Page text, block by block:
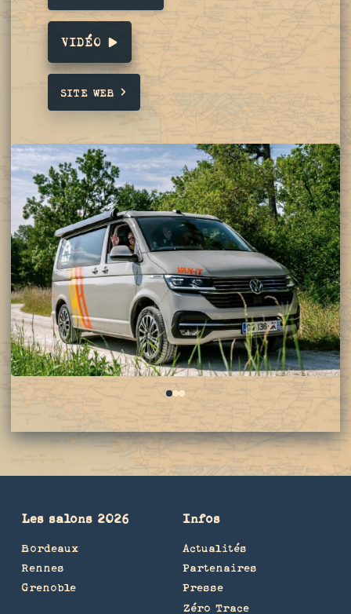
VIDÉO
SITE WEB
012
Les salons 2026
Bordeaux
Rennes
Grenoble
Infos
Actualités
Partenaires
Presse
Zéro Trace